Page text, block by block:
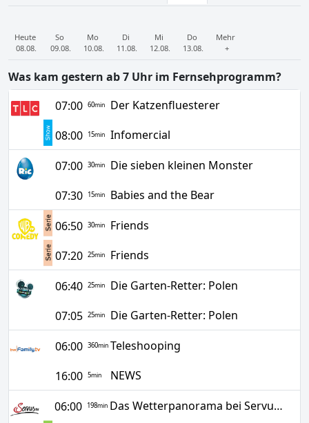
Heute
08.08.
So
09.08.
Mo
10.08.
Di
11.08.
Mi
12.08.
Do
13.08.
Mehr
+
Was kam gestern ab 7 Uhr im Fernsehprogramm?
07:00 60min
Der Katzenfluesterer
08:00
15min Infomercial
07:00 30min
Die sieben kleinen Monster
07:30
15min Babies and the Bear
06:50 30min
Friends
07:20 25min Friends
06:40 25min
Die Garten-Retter: Polen
07:05 25min Die Garten-Retter: Polen
06:00 360min Teleshooping
16:00 5min NEWS
06:00 198min
Das Wetterpanorama bei ServusTV